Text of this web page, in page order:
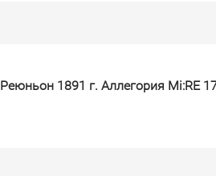
Реюньон 1891 г. Аллегория Mi:RE